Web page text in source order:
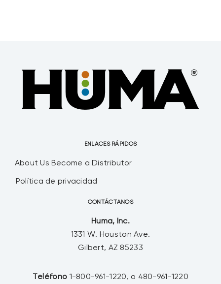
ENLACES RÁPIDOS
About Us Become a Distributor
Política de privacidad
CONTÁCTANOS
Huma, Inc.
1331 W. Houston Ave.
Gilbert, AZ 85233
Teléfono 1-800-961-1220, o 480-961-1220